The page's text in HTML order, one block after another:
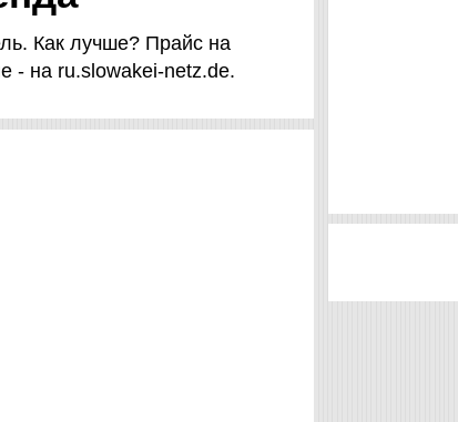
Как лучше? Прайс на
- на ru.slowakei-netz.de.